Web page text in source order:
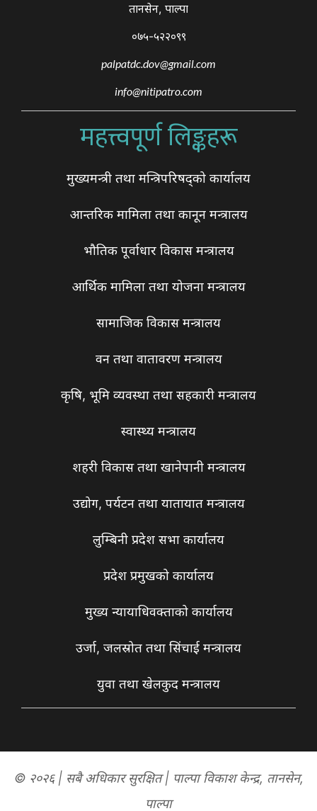
तानसेन, पाल्पा
०७५-५२२०९९
palpatdc.dov@gmail.com
info@nitipatro.com
महत्त्वपूर्ण लिङ्कहरू
मुख्यमन्त्री तथा मन्त्रिपरिषद्को कार्यालय
आन्तरिक मामिला तथा कानून मन्त्रालय
भौतिक पूर्वाधार विकास मन्त्रालय
आर्थिक मामिला तथा योजना मन्त्रालय
सामाजिक विकास मन्त्रालय
वन तथा वातावरण मन्त्रालय
कृषि, भूमि व्यवस्था तथा सहकारी मन्त्रालय
स्वास्थ्य मन्त्रालय
शहरी विकास तथा खानेपानी मन्त्रालय
उद्योग, पर्यटन तथा यातायात मन्त्रालय
लुम्बिनी प्रदेश सभा कार्यालय
प्रदेश प्रमुखको कार्यालय
मुख्य न्यायाधिवक्ताको कार्यालय
उर्जा, जलस्रोत तथा सिंचाई मन्त्रालय
युवा तथा खेलकुद मन्त्रालय
© २०२६ | सबै अधिकार सुरक्षित | पाल्पा विकाश केन्द्र, तानसेन,
पाल्पा